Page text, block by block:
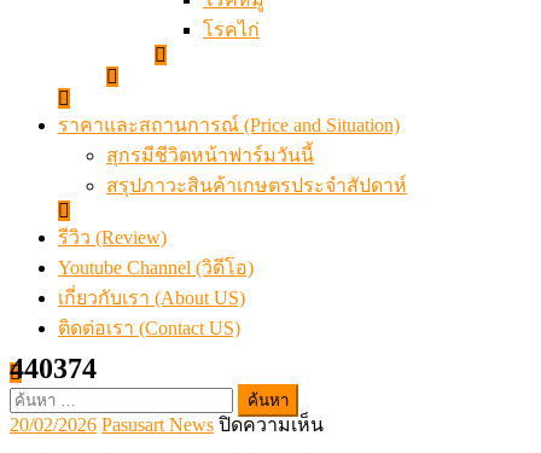
โรคไก่
ราคาและสถานการณ์ (Price and Situation)
สุกรมีชีวิตหน้าฟาร์มวันนี้
สรุปภาวะสินค้าเกษตรประจำสัปดาห์
รีวิว (Review)
Youtube Channel (วิดีโอ)
เกี่ยวกับเรา (About US)
ติดต่อเรา (Contact US)
ค้นหา
สำหรับ:
440374
Posted
on
20/02/2026Author
Pasusart News ปิดความเห็นบน